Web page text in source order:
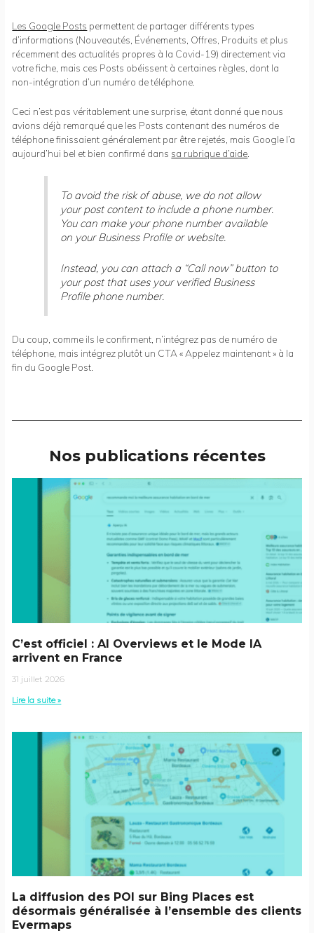
Les Google Posts permettent de partager différents types
d’informations (Nouveautés, Événements, Offres, Produits et plus
récemment des actualités propres à la Covid-19) directement via
votre fiche, mais ces Posts obéissent à certaines règles, dont la
non-intégration d’un numéro de téléphone.
Ceci n’est pas véritablement une surprise, étant donné que nous
avions déjà remarqué que les Posts contenant des numéros de
téléphone finissaient généralement par être rejetés, mais Google l’a
aujourd’hui bel et bien confirmé dans sa rubrique d’aide
To avoid the risk of abuse, we do not allow
your post content to include a phone number.
You can make your phone number available
on your Business Profile or website.
Instead, you can attach a “Call now” button to
your post that uses your verified Business
Profile phone number.
Du coup, comme ils le confirment, n’intégrez pas de numéro de
téléphone, mais intégrez plutôt un CTA « Appelez maintenant » à la
fin du Google Post.
Nos publications récentes
C’est officiel : AI Overviews et le Mode IA
arrivent en France
31 juillet 2026
Lire la suite »
La diffusion des POI sur Bing Places est
désormais généralisée à l’ensemble des clients
Evermaps